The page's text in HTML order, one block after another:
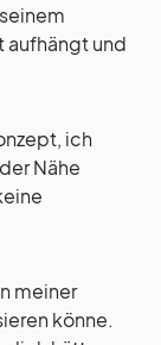
aufhängt und
ich
Nähe
meiner
könne.